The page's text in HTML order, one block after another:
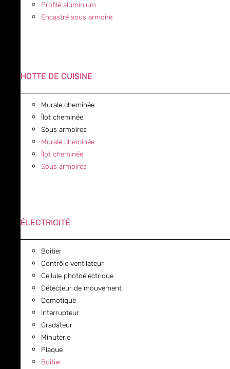
Profilé aluminium
Encastré sous armoire
HOTTE DE CUISINE
Murale cheminée
Îlot cheminée
Sous armoires
Murale cheminée
Îlot cheminée
Sous armoires
ÉLECTRICITÉ
Boitier
Contrôle ventilateur
Cellule photoélectrique
Détecteur de mouvement
Domotique
Interrupteur
Gradateur
Minuterie
Plaque
Boitier